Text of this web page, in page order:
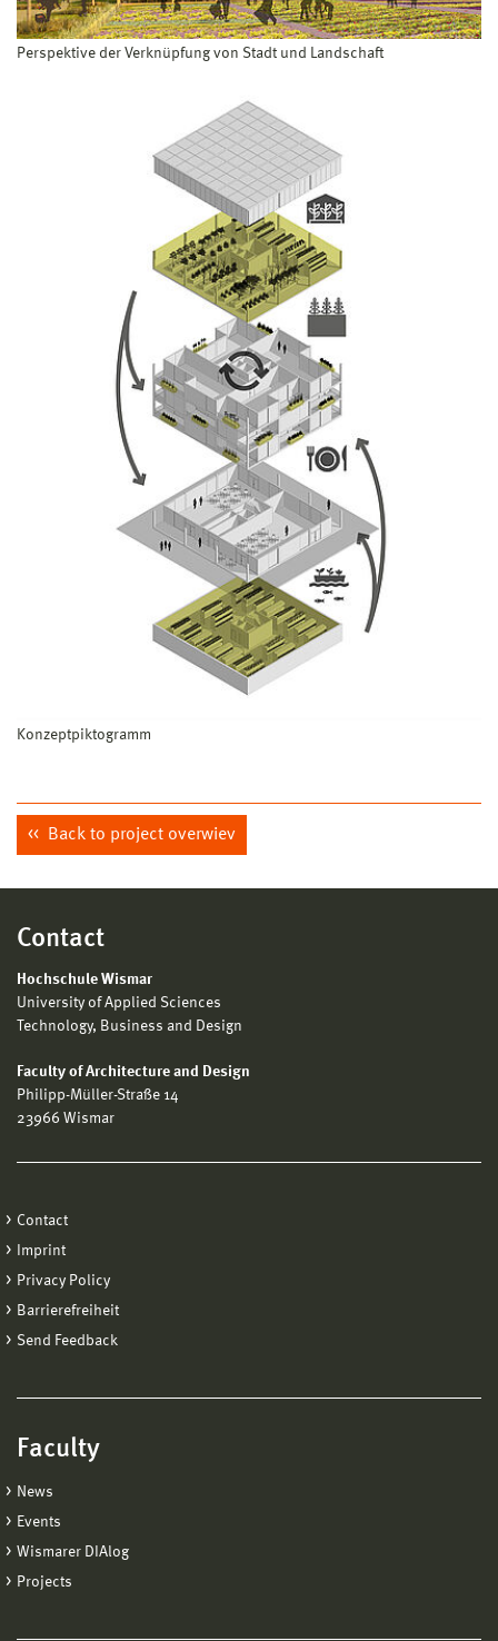
Perspektive der Verknüpfung von Stadt und Landschaft
Konzeptpiktogramm
Back to project overwiev
Contact
Hochschule Wismar
University of Applied Sciences
Technology, Business and Design
Faculty of Architecture and Design
Philipp-Müller-Straße 14
23966 Wismar
Contact
Imprint
Privacy Policy
Barrierefreiheit
Send Feedback
Faculty
News
Events
Wismarer DIAlog
Projects